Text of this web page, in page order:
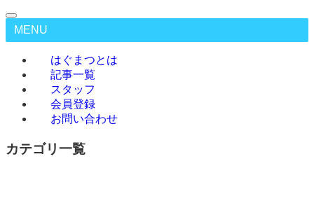
MENU
はぐまつとは
記事一覧
スタッフ
会員登録
お問い合わせ
カテゴリ一覧